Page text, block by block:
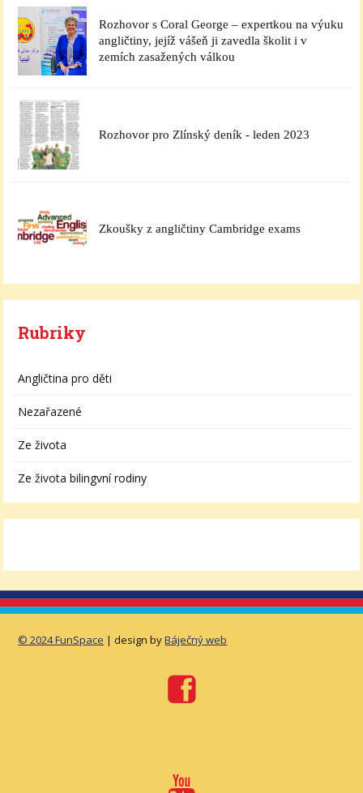
Rozhovor s Coral George – expertkou na výuku
angličtiny, jejíž vášeň ji zavedla školit i v
zemích zasažených válkou
Rozhovor pro Zlínský deník - leden 2023
Zkoušky z angličtiny Cambridge exams
Rubriky
Angličtina pro děti
Nezařazené
Ze života
Ze života bilingvní rodiny
© 2024 FunSpace | design byBáječný web